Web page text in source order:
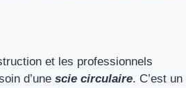
et les professionnels
d’une scie circulaire. C’est un